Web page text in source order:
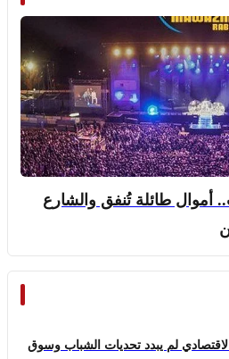
أموال طائلة تُنفق والشارع
لم يبدد تحديات الشباب وسوق